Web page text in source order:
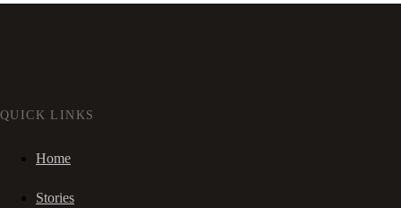
QUICK LINKS
Home
Stories